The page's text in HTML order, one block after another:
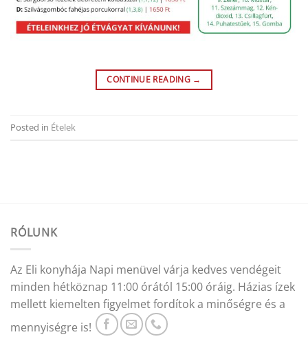
CONTINUE READING →
Posted in Ételek
RÓLUNK
Az Eli konyhája Napi menüvel várja kedves vendégeit
minden hétköznap 11:00 órától 15:00 óráig. Házias ízek
mellett kiemelten figyelmet fordítok a minőségre és a
mennyiségre is!